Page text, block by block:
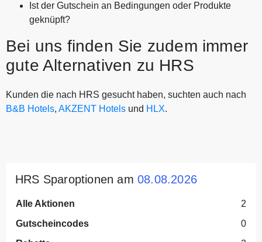
Ist der Gutschein an Bedingungen oder Produkte
geknüpft?
Bei uns finden Sie zudem immer
gute Alternativen zu HRS
Kunden die nach HRS gesucht haben, suchten auch nach
B&B Hotels, AKZENT Hotels und HLX.
HRS Sparoptionen am 08.08.2026
Alle Aktionen
2
Gutscheincodes
0